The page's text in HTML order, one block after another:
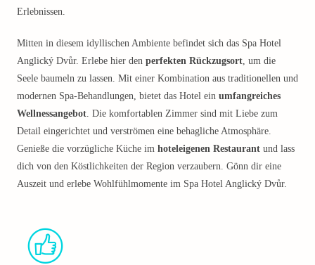
Erlebnissen.
Mitten in diesem idyllischen Ambiente befindet sich das Spa Hotel
Anglický Dvůr. Erlebe hier den perfekten Rückzugsort, um die
Seele baumeln zu lassen. Mit einer Kombination aus traditionellen und
modernen Spa-Behandlungen, bietet das Hotel ein umfangreiches
Wellnessangebot. Die komfortablen Zimmer sind mit Liebe zum
Detail eingerichtet und verströmen eine behagliche Atmosphäre.
Genieße die vorzügliche Küche im hoteleigenen Restaurant und lass
dich von den Köstlichkeiten der Region verzaubern. Gönn dir eine
Auszeit und erlebe Wohlfühlmomente im Spa Hotel Anglický Dvůr.